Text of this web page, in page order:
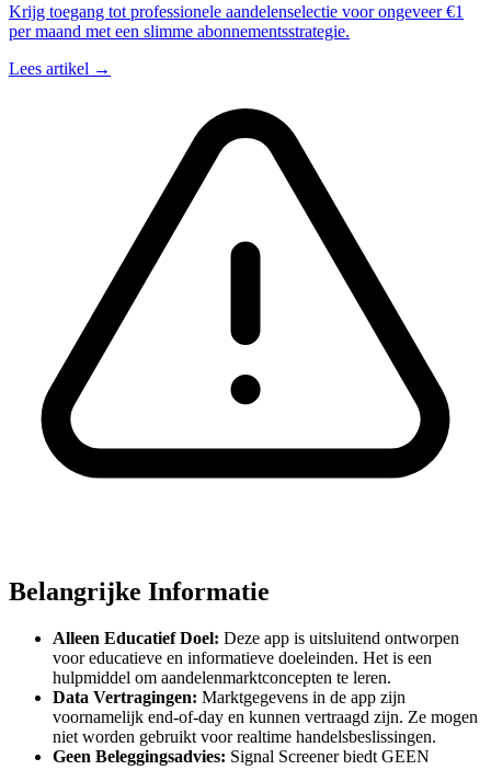
Krijg toegang tot professionele aandelenselectie voor ongeveer €1
per maand met een slimme abonnementsstrategie.
Lees artikel →
Belangrijke Informatie
Alleen Educatief Doel: Deze app is uitsluitend ontworpen
voor educatieve en informatieve doeleinden. Het is een
hulpmiddel om aandelenmarktconcepten te leren.
Data Vertragingen: Marktgegevens in de app zijn
voornamelijk end-of-day en kunnen vertraagd zijn. Ze mogen
niet worden gebruikt voor realtime handelsbeslissingen.
Geen Beleggingsadvies: Signal Screener biedt GEEN